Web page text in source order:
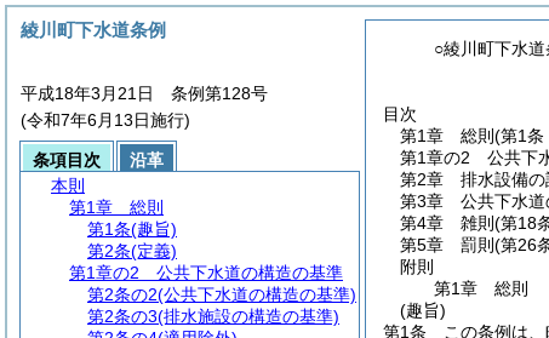
○綾川町下水道
目次
第1章
総則 (第1条
第1章の2
公共下
第2章
排水設備
第3章
公共下水道
第4章
雑則 (第18
第5章
罰則 (第26
附則
第1章
総則
(趣旨)
第1条
この条例は
綾川町下水道条例
平成18年3月21日 条例第128号
(令和7年6月13日施行)
条項目次
沿革
本則
第1章
総則
第1条(趣旨)
第2条(定義)
第1章の2
公共下水道の構造の基準
第2条の2(公共下水道の構造の基準)
第2条の3(排水施設の構造の基準)